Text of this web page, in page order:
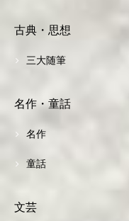
古典・思想
三大随筆
名作・童話
名作
童話
文芸